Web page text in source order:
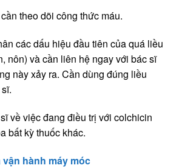
theo dõi công thức máu.
các dấu hiệu đầu tiên của quá liều
nôn) và cần liên hệ ngay với bác sĩ
này xảy ra. Cần dùng đúng liều
về việc đang điều trị với colchicin
bất kỳ thuốc khác.
hành máy móc